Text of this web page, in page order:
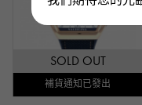
SOLD OUT
補貨通知已發出